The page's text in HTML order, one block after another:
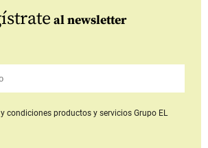
al newsletter
condiciones productos y serviciosGrupo EL